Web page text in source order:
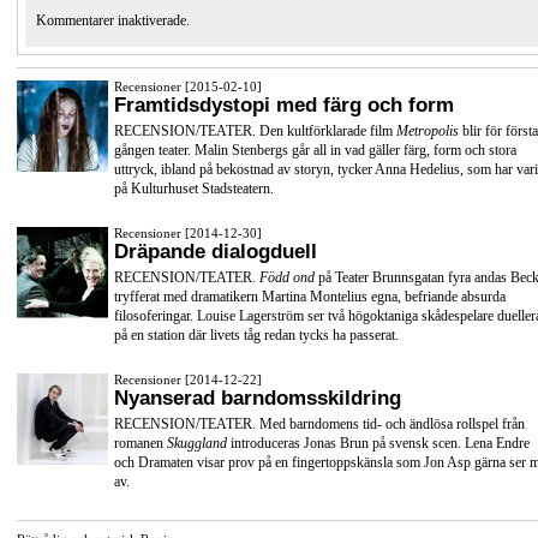
Kommentarer inaktiverade.
Recensioner [2015-02-10]
Framtidsdystopi med färg och form
RECENSION/TEATER. Den kultförklarade film Metropolis blir för första
gången teater. Malin Stenbergs går all in vad gäller färg, form och stora
uttryck, ibland på bekostnad av storyn, tycker Anna Hedelius, som har
på Kulturhuset Stadsteatern.
Recensioner [2014-12-30]
Dräpande dialogduell
RECENSION/TEATER. Född ond på Teater Brunnsgatan fyra andas
tryfferat med dramatikern Martina Montelius egna, befriande absurda
filosoferingar. Louise Lagerström ser två högoktaniga skådespelare
på en station där livets tåg redan tycks ha passerat.
Recensioner [2014-12-22]
Nyanserad barndomsskildring
RECENSION/TEATER. Med barndomens tid- och ändlösa rollspel från
romanen Skuggland introduceras Jonas Brun på svensk scen. Lena Endre
och Dramaten visar prov på en fingertoppskänsla som Jon Asp gärna ser
av.